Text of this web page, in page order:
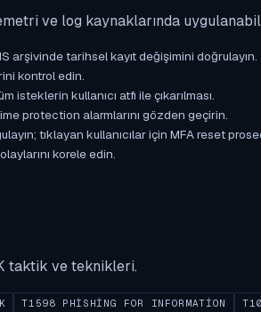
ve log kaynaklarında
arşivinde tarihsel kayıt değişimini doğrulayın.
kontrol edin.
kullanıcı atfı ile çıkarılması.
protection alarmlarını gözden geçirin.
tıklayan kullanıcılar için MFA reset
korele edin.
taktik ve teknikleri.
T1598 PHISHING FOR INFORMATION